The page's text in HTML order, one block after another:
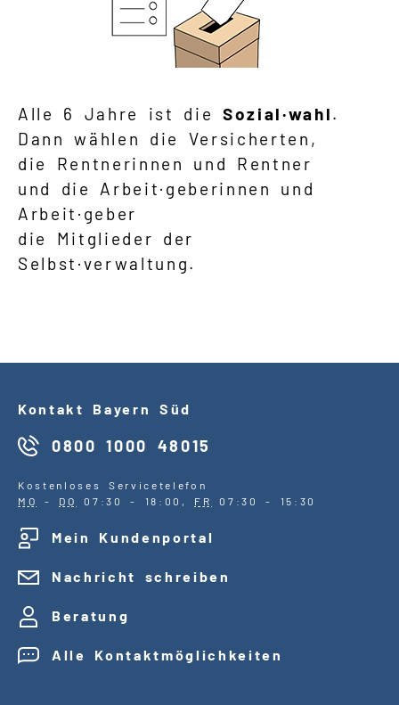
Alle 6 Jahre ist die Sozial·wahl.
Dann wählen die Versicherten,
die Rentnerinnen und Rentner
und die Arbeit·geberinnen und
Arbeit·geber
die Mitglieder der
Selbst·verwaltung.
Kontakt Bayern Süd
0800 1000 48015
Kostenloses Servicetelefon
MO
- DO 07:30 - 18:00, FR 07:30 - 15:30
Mein Kundenportal
Nachricht schreiben
Beratung
Alle Kontaktmöglichkeiten